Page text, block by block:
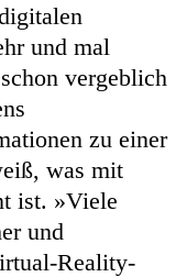
und mal
vergeblich
zu einer
was mit
ist. »Viele
und
Reality-